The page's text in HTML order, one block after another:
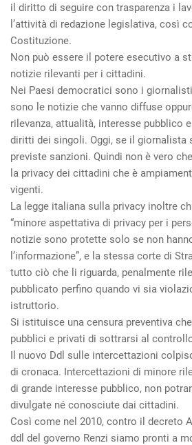
il diritto di seguire con trasparenza i
l’attività di redazione legislativa, così
Costituzione.
Non può essere il potere esecutivo a
notizie rilevanti per i cittadini.
Nei Paesi democratici sono i
sono le notizie che vanno diffuse
rilevanza, attualità, interesse pubblico
diritti dei singoli. Oggi, se il giornalista
previste sanzioni. Quindi non è vero
la privacy dei cittadini che è
vigenti.
La legge italiana sulla privacy inoltre
“minore aspettativa di privacy per i
notizie sono protette solo se non
l’informazione”, e la stessa corte di
tutto ciò che li riguarda, penalmente
pubblicato perfino quando vi sia
istruttorio.
Si istituisce una censura preventiva
pubblici e privati di sottrarsi al
Il nuovo Ddl sulle intercettazioni
di cronaca. Intercettazioni di minore
di grande interesse pubblico, non
divulgate né conosciute dai cittadini.
Così come nel 2010, contro il decreto
ddl del governo Renzi siamo pronti a